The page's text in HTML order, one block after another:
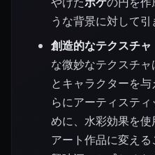
うな背景に対して引
創造的なテクスチャ
な微妙なテクスチ
とキャラクターを
らにアーティステ
めに、水彩効果を
アート作品に変え